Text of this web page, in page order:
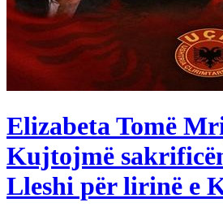
Elizabeta Tomë
Kujtojmë
Lleshi për lirinë e